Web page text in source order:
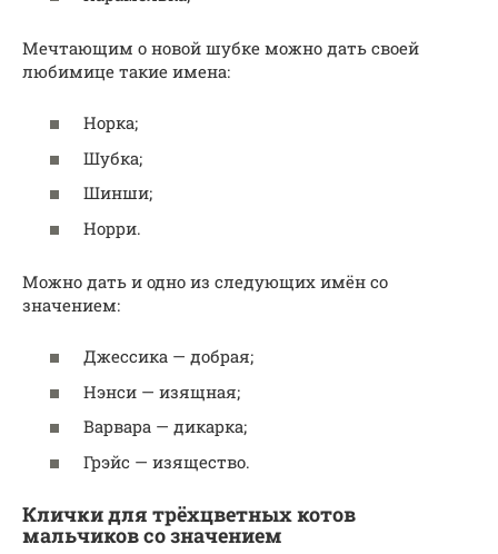
Мечтающим о новой шубке можно дать своей
любимице такие имена:
Норка;
Шубка;
Шинши;
Норри.
Можно дать и одно из следующих имён со
значением:
Джессика — добрая;
Нэнси — изящная;
Варвара — дикарка;
Грэйс — изящество.
Клички для трёхцветных котов
мальчиков со значением